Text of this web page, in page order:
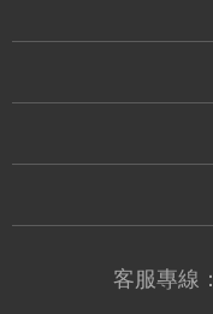
客服專線：